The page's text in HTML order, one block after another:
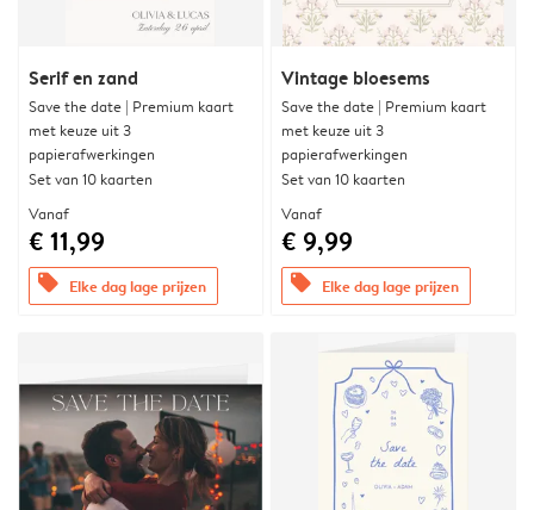
Serif en zand
Save the date | Premium kaart
met keuze uit 3
papierafwerkingen
Set van 10 kaarten
Vanaf
€ 11,99
offers Elke dag lage prijzen
Vintage bloesems
Save the date | Premium kaart
met keuze uit 3
papierafwerkingen
Set van 10 kaarten
Vanaf
€ 9,99
offers Elke dag lage prijzen